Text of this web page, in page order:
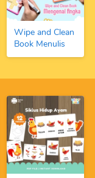
Wipe and Clean
Book Menulis
Angka dan
(FREE Spidol